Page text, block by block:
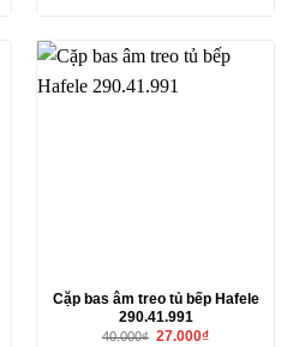
Cặp bas âm treo tủ bếp Hafele
290.41.991
40.000₫ Giá
27.000₫Giá